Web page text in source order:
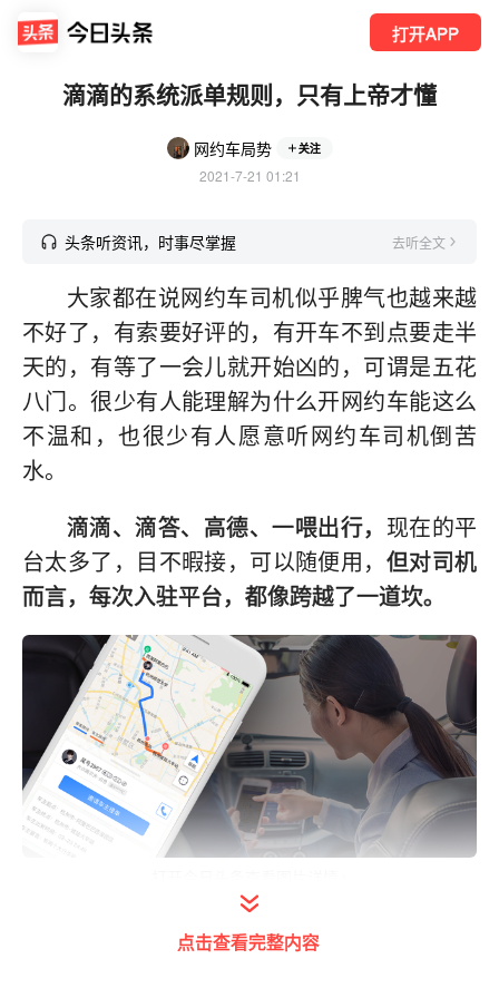
打开APP
滴滴的系统派单规则，只有上帝才懂
网约车局势 关注
2021-7-21 01:21
头条听资讯，时事尽掌握 去听全文
大家都在说网约车司机似乎脾气也越来越
不好了，有索要好评的，有开车不到点要走半
天的，有等了一会儿就开始凶的，可谓是五花
八门。很少有人能理解为什么开网约车能这么
不温和，也很少有人愿意听网约车司机倒苦
水。
滴滴、滴答、高德、一喂出行， 现在的平
台太多了，目不暇接，可以随便用， 但对司机
而言，每次入驻平台，都像跨越了一道坎。
打车的时候乘客付款，往往能看到一大堆
点击查看完整内容